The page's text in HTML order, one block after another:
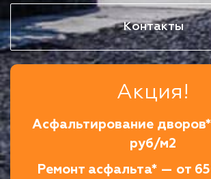
Контакты
Акция!
Асфальтирование
руб/м2
Ремонт асфальта* — от